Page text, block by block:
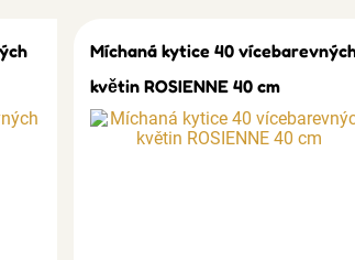
Míchaná kytice 40
květin ROSIENNE 40 cm